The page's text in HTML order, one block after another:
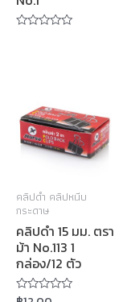
คลิปดำ คลิปหนีบ
กระดาษ
คลิปดำ 15 มม. ตรา
ม้า No.113 1
กล่อง/12 ตัว
Rated